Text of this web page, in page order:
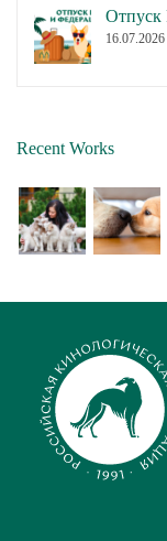
Отпуск
16.07.2026
Recent Works